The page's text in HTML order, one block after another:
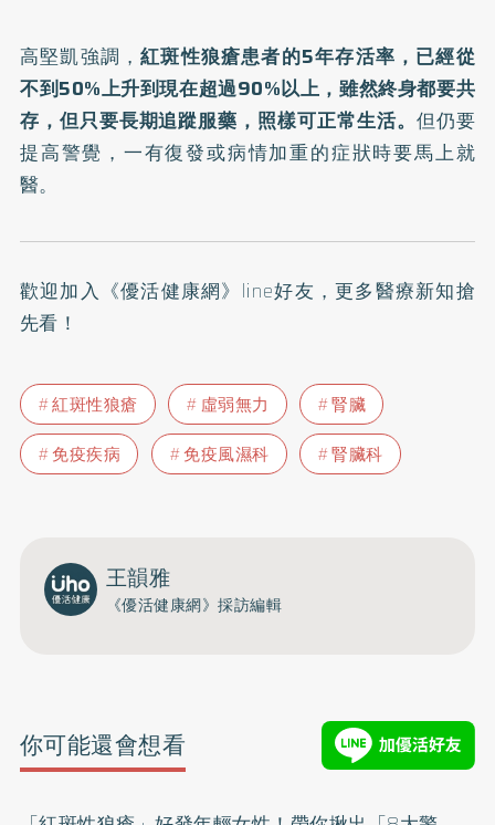
高堅凱強調，紅斑性狼瘡患者的5年存活率，已經從
不到50%上升到現在超過90%以上，雖然終身都要共
存，但只要長期追蹤服藥，照樣可正常生活。 但仍要
提高警覺，一有復發或病情加重的症狀時要馬上就
醫。
歡迎加入 《優活健康網》line好友 ，更多醫療新知搶
先看！
紅斑性狼瘡 虛弱無力
腎臟
免疫疾病
免疫風濕科 腎臟科
王韻雅
《優活健康網》採訪編輯
你可能還會想看